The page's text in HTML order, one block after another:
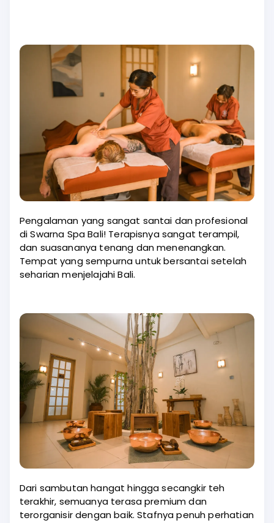
Pengalaman yang sangat santai dan profesional
di Swarna Spa Bali! Terapisnya sangat terampil,
dan suasananya tenang dan menenangkan.
Tempat yang sempurna untuk bersantai setelah
seharian menjelajahi Bali.
Dari sambutan hangat hingga secangkir teh
terakhir, semuanya terasa premium dan
terorganisir dengan baik. Stafnya penuh perhatian